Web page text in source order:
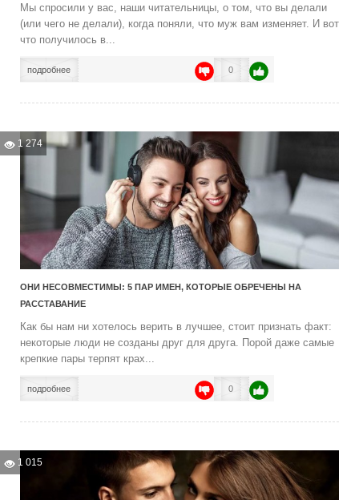
Мы спросили у вас, наши читательницы, о том, что вы делали
(или чего не делали), когда поняли, что муж вам изменяет. И вот
что получилось в...
подробнее 0
1 274
ОНИ НЕСОВМЕСТИМЫ: 5 ПАР ИМЕН, КОТОРЫЕ ОБРЕЧЕНЫ НА
РАССТАВАНИЕ
Как бы нам ни хотелось верить в лучшее, стоит признать факт:
некоторые люди не созданы друг для друга. Порой даже самые
крепкие пары терпят крах...
подробнее 0
1 015